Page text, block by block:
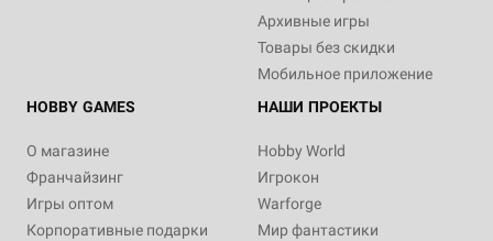
Архивные игры
Товары без скидки
Мобильное приложение
HOBBY GAMES
О магазине
Франчайзинг
Игры оптом
Корпоративные подарки
НАШИ ПРОЕКТЫ
Hobby World
Игрокон
Warforge
Мир фантастики